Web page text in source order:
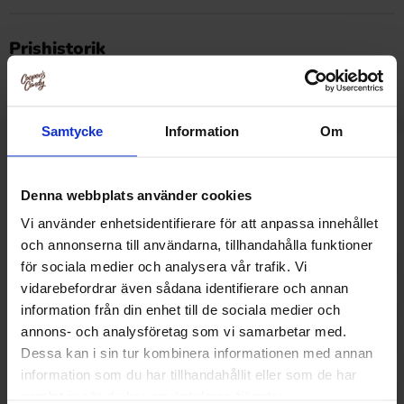
Samtycke Information Om
Denna webbplats använder cookies
Vi använder enhetsidentifierare för att anpassa innehållet
och annonserna till användarna, tillhandahålla funktioner
för sociala medier och analysera vår trafik. Vi
vidarebefordrar även sådana identifierare och annan
information från din enhet till de sociala medier och
annons- och analysföretag som vi samarbetar med.
Dessa kan i sin tur kombinera informationen med annan
information som du har tillhandahållit eller som de har
Prishistorik
Laveste pris i de sidste 30 dage er 26.90 kr (2026-08-06)